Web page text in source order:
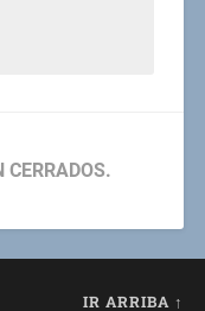
CERRADOS.
IR ARRIBA ↑